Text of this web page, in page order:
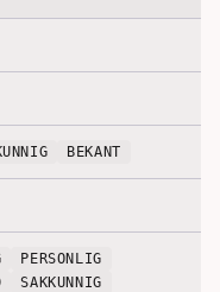
BEKANT
PERSONLIG
SAKKUNNIG